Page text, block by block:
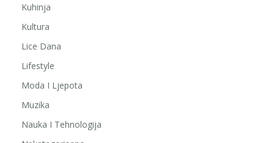
Kuhinja
Kultura
Lice Dana
Lifestyle
Moda I Ljepota
Muzika
Nauka I Tehnologija